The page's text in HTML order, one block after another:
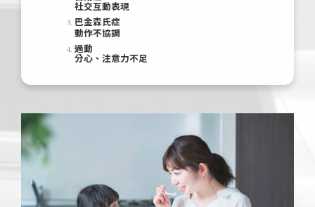
社交互動表現
巴金森氏症
動作不協調
過動
分心、注意力不足